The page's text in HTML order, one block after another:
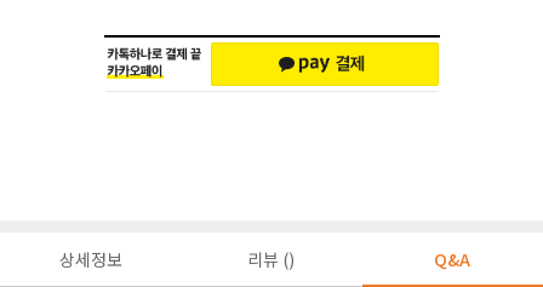
상세정보 리뷰 () Q&A